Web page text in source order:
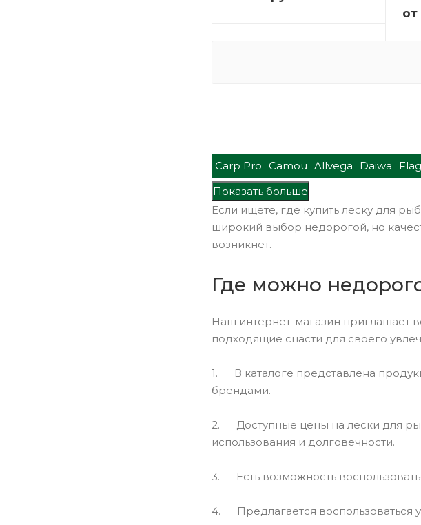
от
Carp Pro Camou Allvega Daiwa
Показать больше
Если ищете, где купить леску для
широкий выбор недорогой, но
возникнет.
Где можно
Наш интернет-магазин приглашает
подходящие снасти для своего
1. В каталоге представлена
брендами.
2. Доступные цены на лески для
использования и долговечности.
3. Есть возможность
4. Предлагается воспользоваться